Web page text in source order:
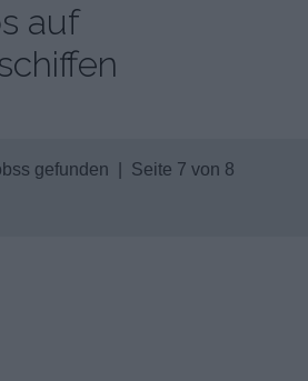
auf
gefunden | Seite 7 von 8